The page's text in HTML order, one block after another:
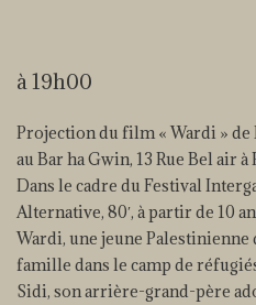
à 19h00
Projection du film « Wardi »
au Bar ha Gwin, 13 Rue Bel air
Dans le cadre du Festival
Alternative, 80′, à partir de 10
Wardi, une jeune Palestinienne
famille dans le camp de
Sidi, son arrière-grand-père